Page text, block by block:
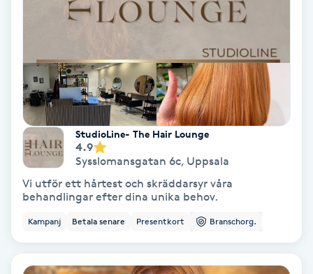
Fettreducering
Fibromassage
Fillers
Fotmassage
Fotsvamp
Fotvård
StudioLine- The Hair Lounge
4.9
Sysslomansgatan 6c, Uppsala
Vi utför ett hårtest och skräddarsyr våra
behandlingar efter dina unika behov.
Kampanj Betala senare Presentkort Branschorg.